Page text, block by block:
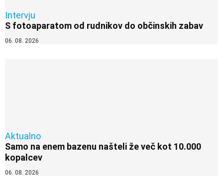
Intervju
S fotoaparatom od rudnikov do občinskih zabav
06. 08. 2026
Aktualno
Samo na enem bazenu našteli že več kot 10.000
kopalcev
06. 08. 2026